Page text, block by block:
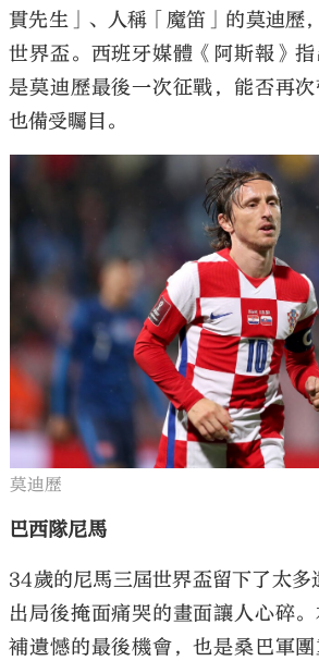
貫先生」、人稱「魔笛」的莫迪歷
世界盃。西班牙媒體《阿斯報》
是莫迪歷最後一次征戰，能否再
也備受矚目。
莫迪歷
巴西隊尼馬
34歲的尼馬三屆世界盃留下了太
出局後掩面痛哭的畫面讓人心碎
補遺憾的最後機會，也是桑巴軍